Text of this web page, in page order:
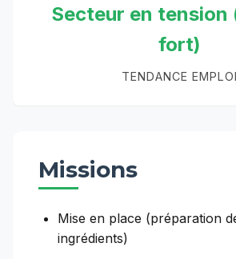
Secteur en tension
fort)
TENDANCE EMPLOI
Missions
Mise en place (préparation
ingrédients)